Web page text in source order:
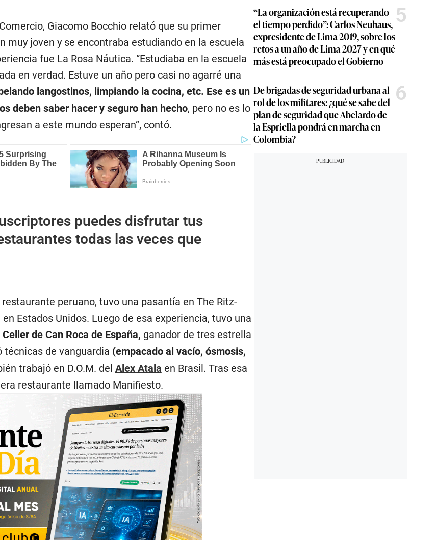
Giacomo Bocchio relató que su primer
muy joven y se encontraba estudiando en la escuela
fue La Rosa Náutica. “Estudiaba en la escuela
en verdad. Estuve un año pero casi no agarré una
langostinos, limpiando la cocina, etc. Ese es un
deben saber hacer y seguro han hecho, pero no es lo
a este mundo esperan”, contó.
puedes disfrutar tus
todas las veces que
peruano, tuvo una pasantía en The Ritz-
Estados Unidos. Luego de esa experiencia, tuvo una
Celler de Can Roca de España, ganador de tres estrella
técnicas de vanguardia (empacado al vacío, ósmosis,
trabajó en D.O.M. del Alex Atala en Brasil. Tras esa
restaurante llamado Manifiesto.
“La organización está recuperando
el tiempo perdido”: Carlos Neuhaus,
expresidente de Lima 2019, sobre los
retos a un año de Lima 2027 y en qué
más está preocupado el Gobierno
5
De brigadas de seguridad urbana al
rol de los militares: ¿qué se sabe del
plan de seguridad que Abelardo de
la Espriella pondrá en marcha en
Colombia?
6